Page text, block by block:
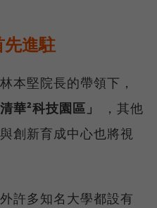
進駐
本堅院長的帶領下，
華²科技園區」
，其他
創新育成中心也將視
許多知名大學都設有